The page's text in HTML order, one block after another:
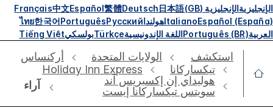
الإنجليزيةالإنجليزية (GB) 日本語
Deutsch
繁體
Español
中文
Français
Español (España)
ItalianoهولنداРусский
Português
한국어
ไทย
العربيةPortuguês (BR)اللغة الإندونيسيةTürkçeبولسكيTiếng Việt
استكشف الولايات المتحدة
أركنساس
تيكساركانا
Holiday Inn Express
هوليداي إن إكسبريس آند
سويتس تيكساركانا إيست
آراء